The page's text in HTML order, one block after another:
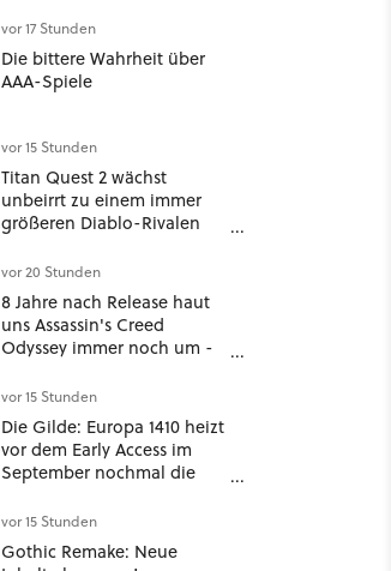
vor 17 Stunden
Die bittere Wahrheit über
AAA-Spiele
vor 15 Stunden
Titan Quest 2 wächst
unbeirrt zu einem immer
größeren Diablo-Rivalen
sogar eine richtige
Beschwörer-Klasse
vor 20 Stunden
8 Jahre nach Release haut
uns Assassin's Creed
Odyssey immer noch um -
vor 15 Stunden
Die Gilde: Europa 1410 heizt
vor dem Early Access im
September nochmal die
vor 15 Stunden
Gothic Remake: Neue